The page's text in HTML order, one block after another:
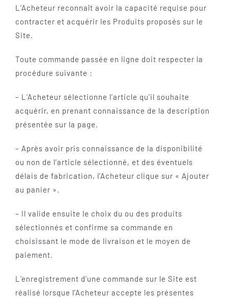
L’Acheteur reconnaît avoir la capacité requise pour
contracter et acquérir les Produits proposés sur le
Site.
Toute commande passée en ligne doit respecter la
procédure suivante :
– L’Acheteur sélectionne l’article qu’il souhaite
acquérir, en prenant connaissance de la description
présentée sur la page.
– Après avoir pris connaissance de la disponibilité
ou non de l’article sélectionné, et des éventuels
délais de fabrication, l’Acheteur clique sur « Ajouter
au panier ».
– Il valide ensuite le choix du ou des produits
sélectionnés et confirme sa commande en
choisissant le mode de livraison et le moyen de
paiement.
L’enregistrement d’une commande sur le Site est
réalisé lorsque l’Acheteur accepte les présentes